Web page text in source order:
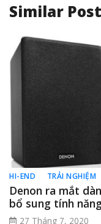
Similar
HI-END TRẢI NGHIỆM
Denon ra mắt
bổ sung tính
27 Tháng 7, 2020